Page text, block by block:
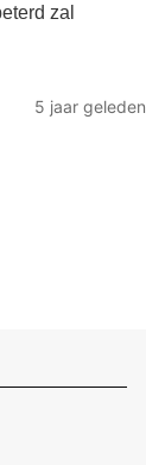
zal
5 jaar geleden